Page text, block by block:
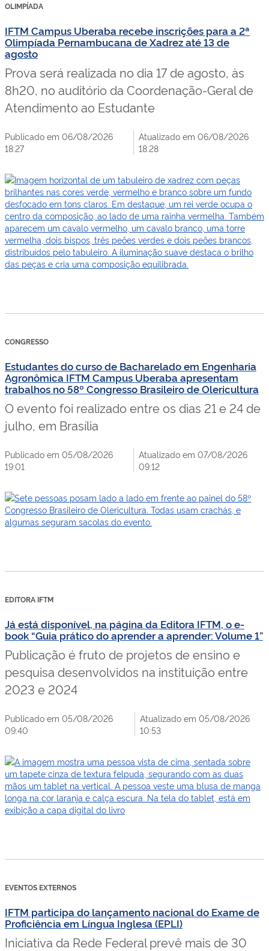
OLIMPÍADA
IFTM Campus Uberaba recebe inscrições para a 2ª
Olimpíada Pernambucana de Xadrez até 13 de
agosto
Prova será realizada no dia 17 de agosto, às
8h20, no auditório da Coordenação-Geral de
Atendimento ao Estudante
Publicado em 06/08/2026
18:27
Atualizado em 06/08/2026
18:28
CONGRESSO
Estudantes do curso de Bacharelado em Engenharia
Agronômica IFTM Campus Uberaba apresentam
trabalhos no 58º Congresso Brasileiro de Olericultura
O evento foi realizado entre os dias 21 e 24 de
julho, em Brasília
Publicado em 05/08/2026
19:01
Atualizado em 07/08/2026
09:12
EDITORA IFTM
Já está disponível, na página da Editora IFTM, o e-
book “Guia prático do aprender a aprender: Volume 1”
Publicação é fruto de projetos de ensino e
pesquisa desenvolvidos na instituição entre
2023 e 2024
Publicado em 05/08/2026
09:40
Atualizado em 05/08/2026
10:53
EVENTOS EXTERNOS
IFTM participa do lançamento nacional do Exame de
Proficiência em Língua Inglesa (EPLI)
Iniciativa da Rede Federal prevê mais de 30